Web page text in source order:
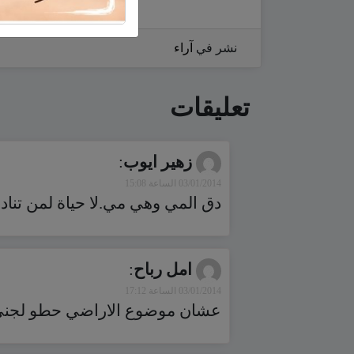
نشر في آراء
تعليقات
زهير ايوب:
03/01/2014 الساعة 15:08
دق المي وهي مي.لا حياة لمن
امل رباح:
03/01/2014 الساعة 17:12
عشان موضوع الاراضي حطو لجني